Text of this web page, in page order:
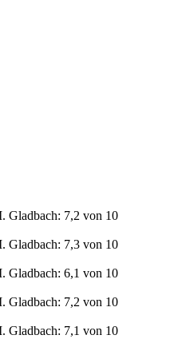
Gladbach: 7,2 von 10
Gladbach: 7,3 von 10
Gladbach: 6,1 von 10
Gladbach: 7,2 von 10
Gladbach: 7,1 von 10